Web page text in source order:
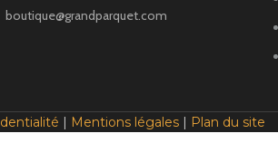
boutique@grandparquet.com
| Mentions légales | Plan du site